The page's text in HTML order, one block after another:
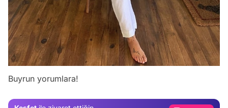
Buyrun yorumlara!
Video
Test